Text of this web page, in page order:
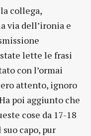
collega,
via dell’ironia e
lette le frasi
con l’ormai
ero attento, ignoro
poi aggiunto che
cose da 17-18
capo, pur